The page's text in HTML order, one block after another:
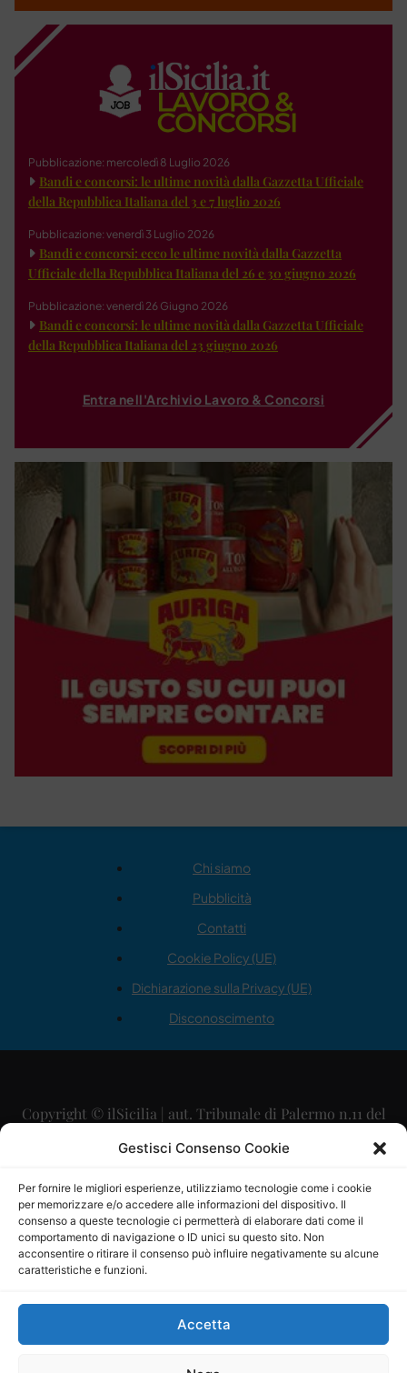
Gestisci Consenso Cookie
Per fornire le migliori esperienze, utilizziamo tecnologie come i cookie
per memorizzare e/o accedere alle informazioni del dispositivo. Il
consenso a queste tecnologie ci permetterà di elaborare dati come il
comportamento di navigazione o ID unici su questo sito. Non
acconsentire o ritirare il consenso può influire negativamente su alcune
caratteristiche e funzioni.
Accetta
Pubblicazione: mercoledì 8 Luglio 2026
Bandi e concorsi: le ultime novità dalla Gazzetta Ufficiale
della Repubblica Italiana del 3 e 7 luglio 2026
Pubblicazione: venerdì 3 Luglio 2026
Bandi e concorsi: ecco le ultime novità dalla Gazzetta
Ufficiale della Repubblica Italiana del 26 e 30 giugno 2026
Pubblicazione: venerdì 26 Giugno 2026
Bandi e concorsi: le ultime novità dalla Gazzetta Ufficiale
della Repubblica Italiana del 23 giugno 2026
Entra nell'Archivio Lavoro & Concorsi
Chi siamo
Pubblicità
Contatti
Cookie Policy (UE)
Dichiarazione sulla Privacy (UE)
Disconoscimento
Copyright © ilSicilia | aut. Tribunale di Palermo n.11 del
29/09/2015
Direttore Editoriale: Maurizio Scaglione
Direttore Responsabile: Maria Calabrese
P.IVA: 06334930820
Mercurio Comunicazione Società Cooperativa a r.l. è
iscritta al Registro degli Operatori di Comunicazione al